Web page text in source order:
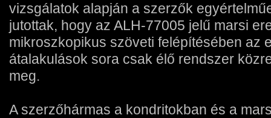
vizsgálatok alapján a szerzők
jutottak, hogy az ALH-77005 jelű marsi
mikroszkopikus szöveti felépítésében az
átalakulások sora csak élő rendszer
meg.
A szerzőhármas a kondritokban és a